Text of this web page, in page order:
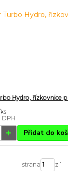
Hydro, řízkovnice
ks
DPH
Přidat do
strana z 1